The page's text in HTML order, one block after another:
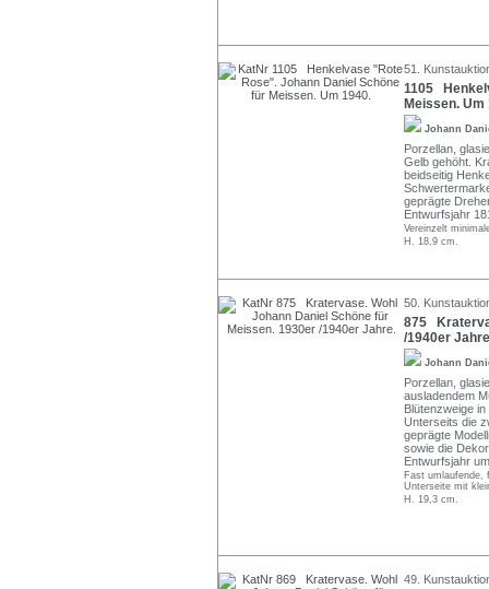
51.
1105
Meissen. Um
Johann
Porzellan,
Gelb gehöht.
beidseitig
geprägte
Entwurfsjahr
Vereinzelt
H. 18,9 cm.
50.
875
/1940er
Johann
Porzellan,
ausladendem
Blütenzweige
Unterseits die
geprägte
sowie die
Entwurfsjahr
Fast umlaufende,
Unterseite mit
H. 19,3 cm.
49.